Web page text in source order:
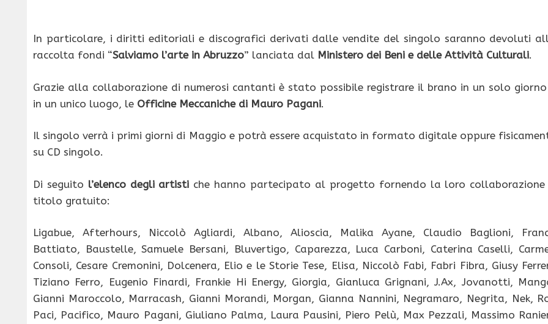
In particolare, i diritti editoriali e discografici derivati dalle vendite del singolo saranno devoluti
raccolta fondi “Salviamo l’arte in Abruzzo” lanciata dal Ministero dei Beni e delle Attività Culturali.
Grazie alla collaborazione di numerosi cantanti è stato possibile registrare il brano in un solo
in un unico luogo, le Officine Meccaniche di Mauro Pagani.
Il singolo verrà i primi giorni di Maggio e potrà essere acquistato in formato digitale oppure
su CD singolo.
Di seguito l’elenco degli artisti che hanno partecipato al progetto fornendo la loro collaborazione
titolo gratuito:
Ligabue, Afterhours, Niccolò Agliardi, Albano, Alioscia, Malika Ayane, Claudio Baglioni,
Battiato, Baustelle, Samuele Bersani, Bluvertigo, Caparezza, Luca Carboni, Caterina Caselli,
Consoli, Cesare Cremonini, Dolcenera, Elio e le Storie Tese, Elisa, Niccolò Fabi, Fabri Fibra, Giusy
Tiziano Ferro, Eugenio Finardi, Frankie Hi Energy, Giorgia, Gianluca Grignani, J.Ax, Jovanotti,
Gianni Maroccolo, Marracash, Gianni Morandi, Morgan, Gianna Nannini, Negramaro, Negrita, Nek,
Paci, Pacifico, Mauro Pagani, Giuliano Palma, Laura Pausini, Piero Pelù, Max Pezzali, Massimo